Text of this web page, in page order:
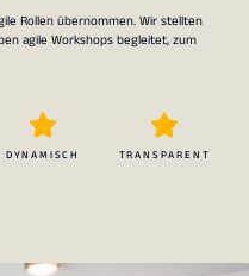
Rollen übernommen. Wir stellten
agile Workshops begleitet, zum
DYNAMISCH TRANSPARENT